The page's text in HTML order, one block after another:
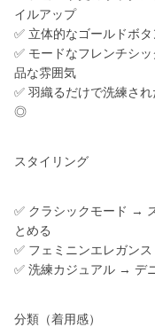
イルアップ
✅ 立体的なゴールドボ
✅ モードなフレンチシ
品な雰囲気
✅ 羽織るだけで洗練さ
◎
スタイリング
✅ クラシックモード →
とめる
✅ フェミニンエレガン
✅ 洗練カジュアル → デ
分類（着用感）